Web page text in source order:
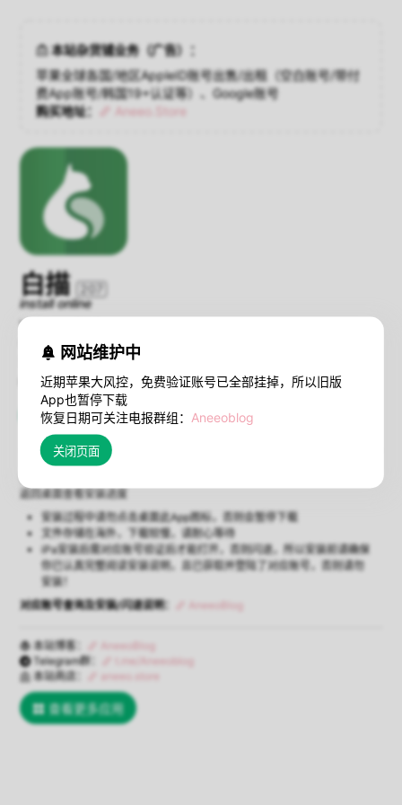
本站杂货铺业务（广告）：
苹果全球各国/地区AppleID账号出售/出租（空白账号/带付
费App账号/韩国19+认证等）、Google账号
购买地址：
Aneeo.Store
白描
207
install online
Version：2.1.6
Compatibility：iOS 9.0+
Size：20.3 MB
暂不支持iOS16+设备在线安装；查看解决方法
在线安装（必须Safari浏览器） 闪退说明
返回桌面查看安装进度
安装过程中请勿点击桌面此App图标，否则会暂停下载
文件存储在海外，下载较慢，请耐心等待
iPa安装后需对应账号验证后才能打开，否则闪退，所以安装前请确保
你已认真完整阅读安装说明，且已获取并登陆了对应账号，否则请勿
安装！
对应账号查询及安装/闪退说明：
AneeoBlog
本站博客：
AneeoBlog
Telegram群：
t.me/Aneeoblog
本站商店：
aneeo.store
查看更多应用
网站维护中
近期苹果大风控，免费验证账号已全部挂掉，所以旧版
App也暂停下载
恢复日期可关注电报群组： Aneeoblog